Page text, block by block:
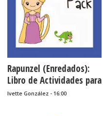
Rapunzel (Enredados):
Libro de Actividades para
Imprimir Gratis.
Ivette González - 16:00